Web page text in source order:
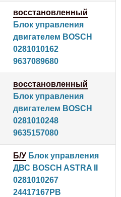
восстановленный
Блок управления
двигателем BOSCH
0281010162
9637089680
восстановленный
Блок управления
двигателем BOSCH
0281010248
9635157080
Б/У Блок управления
ДВС BOSCH ASTRA II
0281010267
24417167PB